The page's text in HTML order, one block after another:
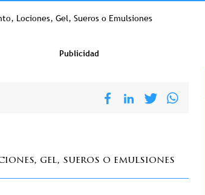
Lociones, Gel, Sueros o Emulsiones
Publicidad
gel, sueros o emulsiones